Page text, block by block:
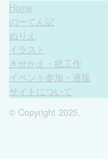
Home
のーてん記
ぬりえ
イラスト
きせかえ・紙工作
イベント参加・通販
サイトについて
© Copyright 2025.